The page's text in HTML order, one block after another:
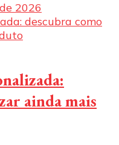
2026
ainda mais